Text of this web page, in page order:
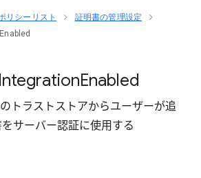
共通
を含める
リシーリスト 証明書の管理設定
IntegrationEnabled
トラストストアからユーザーが追
サーバー認証に使用する